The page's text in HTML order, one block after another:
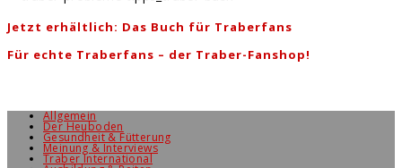
Jetzt erhältlich: Das Buch für Traberfans
Für echte Traberfans – der Traber-Fanshop!
Allgemein
Der Heuboden
Gesundheit & Fütterung
Meinung & Interviews
Traber International